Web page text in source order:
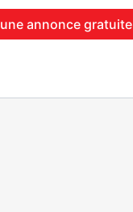
une annonce gratuite